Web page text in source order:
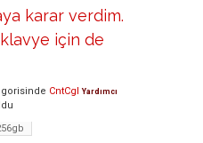
karar verdim.
için de
CntCgl Yardımcı